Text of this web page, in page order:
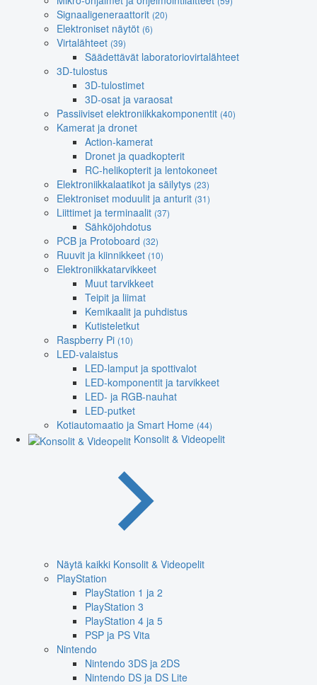
Signaaligeneraattorit (20)
Elektroniset näytöt (6)
Virtalähteet (39)
Säädettävät laboratoriovirtalähteet
3D-tulostus
3D-tulostimet
3D-osat ja varaosat
Passiiviset elektroniikkakomponentit (40)
Kamerat ja dronet
Action-kamerat
Dronet ja quadkopterit
RC-helikopterit ja lentokoneet
Elektroniikkalaatikot ja säilytys (23)
Elektroniset moduulit ja anturit (31)
Liittimet ja terminaalit (37)
Sähköjohdotus
PCB ja Protoboard (32)
Ruuvit ja kiinnikkeet (10)
Elektroniikkatarvikkeet
Muut tarvikkeet
Teipit ja liimat
Kemikaalit ja puhdistus
Kutisteletkut
Raspberry Pi (10)
LED-valaistus
LED-lamput ja spottivalot
LED-komponentit ja tarvikkeet
LED- ja RGB-nauhat
LED-putket
Kotiautomaatio ja Smart Home (44)
Konsolit & Videopelit
Näytä kaikki Konsolit & Videopelit
PlayStation
PlayStation 1 ja 2
PlayStation 3
PlayStation 4 ja 5
PSP ja PS Vita
Nintendo
Nintendo 3DS ja 2DS
Nintendo DS ja DS Lite